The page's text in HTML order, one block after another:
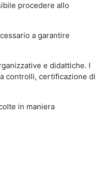
procedere allo
a garantire
e didattiche. I
controlli, certificazione di
in maniera